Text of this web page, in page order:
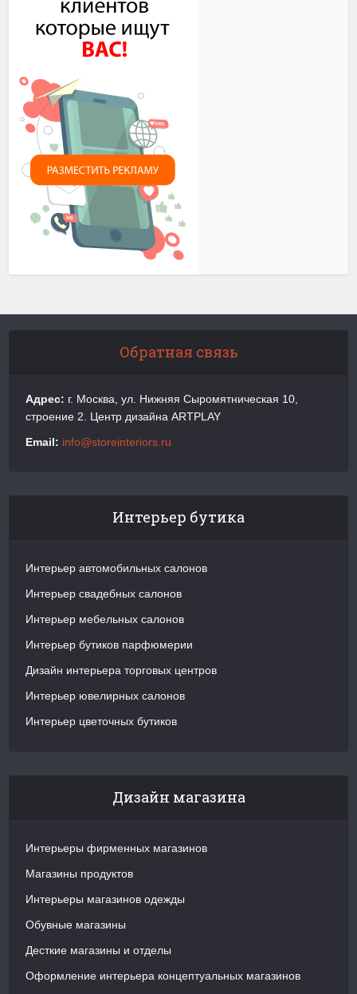
Обратная связь
Адрес: г. Москва, ул. Нижняя Сыромятническая 10,
строение 2. Центр дизайна ARTPLAY
Email: info@storeinteriors.ru
Интерьер бутика
Интерьер автомобильных салонов
Интерьер свадебных салонов
Интерьер мебельных салонов
Интерьер бутиков парфюмерии
Дизайн интерьера торговых центров
Интерьер ювелирных салонов
Интерьер цветочных бутиков
Дизайн магазина
Интерьеры фирменных магазинов
Магазины продуктов
Интерьеры магазинов одежды
Обувные магазины
Десткие магазины и отделы
Оформление интерьера концептуальных магазинов